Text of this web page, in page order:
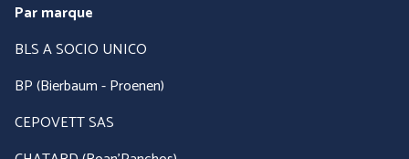
Par marque
BLS A SOCIO UNICO
BP (Bierbaum - Proenen)
CEPOVETT SAS